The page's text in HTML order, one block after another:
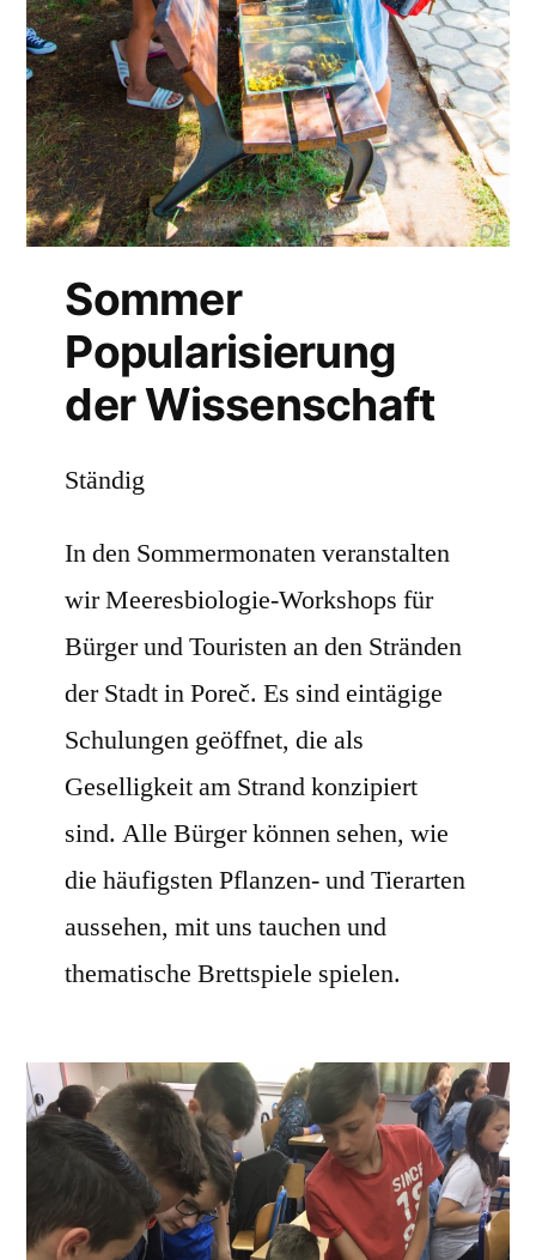
Sommer
Popularisierung
der Wissenschaft
Ständig
In den Sommermonaten veranstalten
wir Meeresbiologie-Workshops für
Bürger und Touristen an den Stränden
der Stadt in Poreč. Es sind eintägige
Schulungen geöffnet, die als
Geselligkeit am Strand konzipiert
sind. Alle Bürger können sehen, wie
die häufigsten Pflanzen- und Tierarten
aussehen, mit uns tauchen und
thematische Brettspiele spielen.